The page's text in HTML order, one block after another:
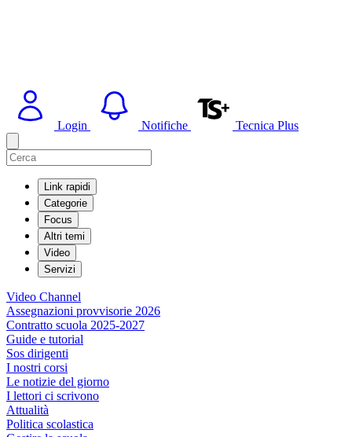
Login Notifiche Tecnica Plus
Link rapidi
Categorie
Focus
Altri temi
Video
Servizi
Video Channel
Assegnazioni provvisorie 2026
Contratto scuola 2025-2027
Guide e tutorial
Sos dirigenti
I nostri corsi
Le notizie del giorno
I lettori ci scrivono
Attualità
Politica scolastica